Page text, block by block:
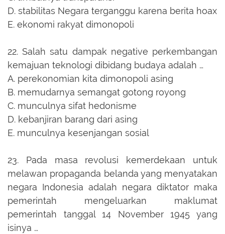
D. stabilitas Negara terganggu karena berita hoax
E. ekonomi rakyat dimonopoli
22. Salah satu dampak negative perkembangan
kemajuan teknologi dibidang budaya adalah …
A. perekonomian kita dimonopoli asing
B. memudarnya semangat gotong royong
C. munculnya sifat hedonisme
D. kebanjiran barang dari asing
E. munculnya kesenjangan sosial
23.
Pada masa revolusi kemerdekaan untuk
melawan propaganda belanda yang menyatakan
negara Indonesia adalah negara diktator maka
pemerintah mengeluarkan maklumat
pemerintah tanggal 14 November 1945 yang
isinya …